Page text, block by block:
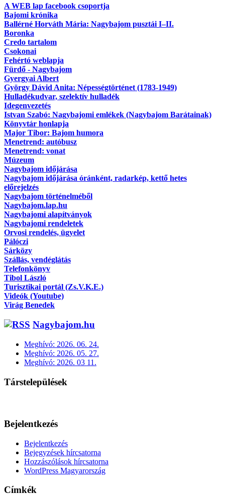
A WEB lap facebook csoportja
Bajomi krónika
Ballérné Horváth Mária: Nagybajom pusztái I–II.
Boronka
Credo tartalom
Csokonai
Fehértó weblapja
Fürdő - Nagybajom
Gyergyai Albert
György Dávid Anita: Népességtörténet (1783-1949)
Hulladékudvar, szelektív hulladék
Idegenvezetés
Istvan Szabó: Nagybajomi emlékek (Nagybajom Barátainak)
Könyvtár honlapja
Major Tibor: Bajom humora
Menetrend: autóbusz
Menetrend: vonat
Múzeum
Nagybajom időjárása
Nagybajom időjárása óránként, radarkép, kettő hetes
előrejelzés
Nagybajom történelméből
Nagybajom.lap.hu
Nagybajomi alapítványok
Nagybajomi rendeletek
Orvosi rendelés, ügyelet
Pálóczi
Sárközy
Szállás, vendéglátás
Telefonkönyv
Tibol László
Turisztikai portál (Zs.V.K.E.)
Videók (Youtube)
Virág Benedek
Nagybajom.hu
Meghívó: 2026. 06. 24.
Meghívó: 2026. 05. 27.
Meghívó: 2026. 03 11.
Társtelepülések
Bejelentkezés
Bejelentkezés
Bejegyzések hírcsatorna
Hozzászólások hírcsatorna
WordPress Magyarország
Címkék